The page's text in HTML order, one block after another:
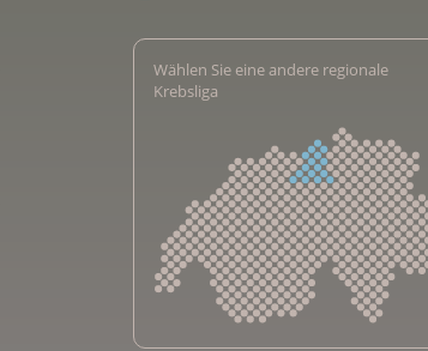
Wählen Sie eine andere regionale
Krebsliga